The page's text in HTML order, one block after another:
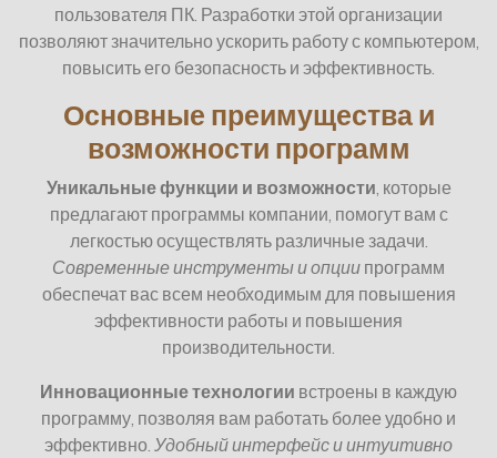
пользователя ПК. Разработки этой организации
позволяют значительно ускорить работу с компьютером,
повысить его безопасность и эффективность.
Основные преимущества и
возможности программ
Уникальные функции и возможности , которые
предлагают программы компании, помогут вам с
легкостью осуществлять различные задачи.
Современные инструменты и опции программ
обеспечат вас всем необходимым для повышения
эффективности работы и повышения
производительности.
Инновационные технологии встроены в каждую
программу, позволяя вам работать более удобно и
эффективно. Удобный интерфейс и интуитивно